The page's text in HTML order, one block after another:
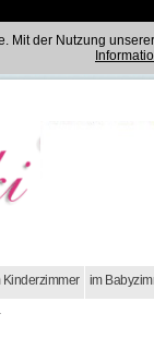
Mit der Nutzung
Kinderzimmer im